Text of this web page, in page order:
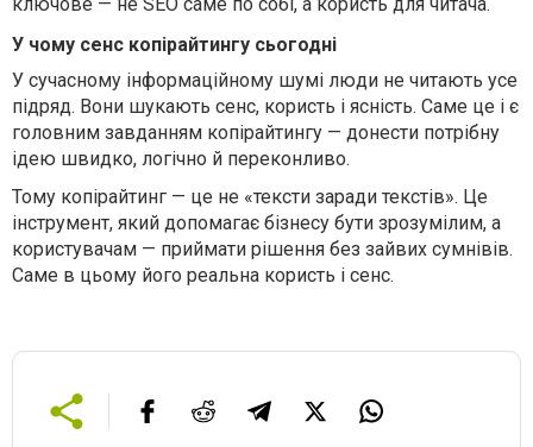
У чому сенс копірайтингу сьогодні
У сучасному інформаційному шумі люди не читають усе
підряд. Вони шукають сенс, користь і ясність. Саме це і є
головним завданням копірайтингу — донести потрібну
ідею швидко, логічно й переконливо.
Тому копірайтинг — це не «тексти заради текстів». Це
інструмент, який допомагає бізнесу бути зрозумілим, а
користувачам — приймати рішення без зайвих сумнівів.
Саме в цьому його реальна користь і сенс.